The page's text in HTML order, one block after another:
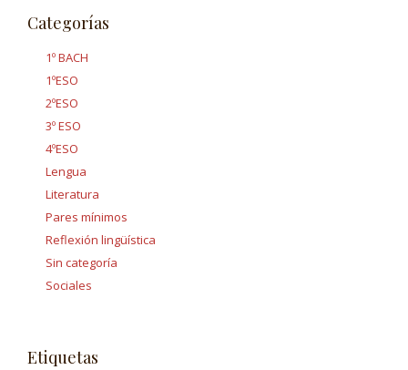
Categorías
1º BACH
1ºESO
2ºESO
3º ESO
4ºESO
Lengua
Literatura
Pares mínimos
Reflexión lingüística
Sin categoría
Sociales
Etiquetas